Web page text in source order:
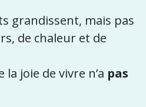
grandissent, mais pas
de chaleur et de
joie de vivre n’a pas